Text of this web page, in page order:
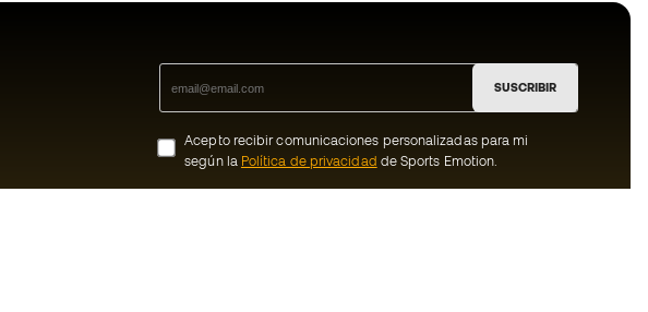
SUSCRIBIR
Acepto recibir comunicaciones personalizadas para mi
según la Política de privacidad de Sports Emotion.